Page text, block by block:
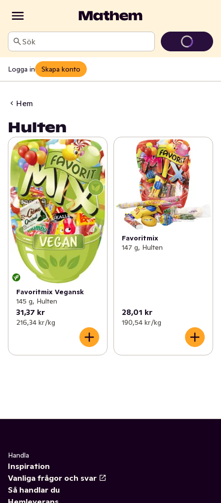
Sök
Logga in Skapa konto
Hem
Hulten
Favoritmix Vegansk
145 g, Hulten
31,37 kr
216,34 kr /kg
Favoritmix
147 g, Hulten
28,01 kr
190,54 kr /kg
Handla
Inspiration
Vanliga frågor och svar
Så handlar du